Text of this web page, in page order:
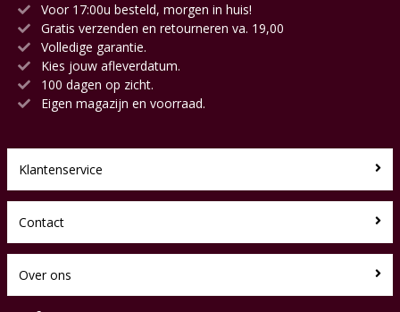
Voor 17:00u besteld, morgen in huis!
Gratis verzenden en retourneren va. 19,00
Volledige garantie.
Kies jouw afleverdatum.
100 dagen op zicht.
Eigen magazijn en voorraad.
Klantenservice
Contact
Over ons